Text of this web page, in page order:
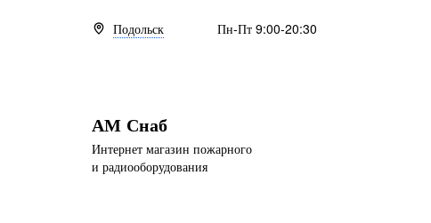
Подольск Пн-Пт 9:00-20:30
АМ Снаб
Интернет магазин пожарного
и радиооборудования